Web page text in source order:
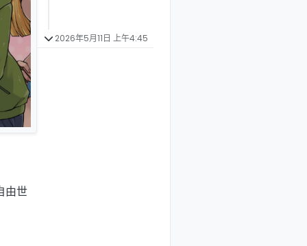
由世
2026年5月11日 上午4:45